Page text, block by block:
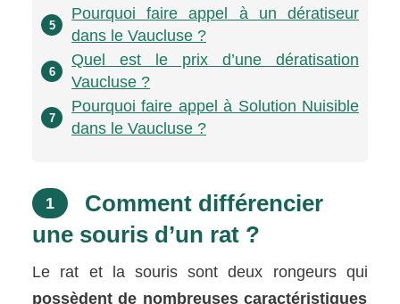
5
Pourquoi faire appel à un dératiseur
dans le Vaucluse ?
6
Quel est le prix d’une dératisation
Vaucluse ?
7
Pourquoi faire appel à Solution Nuisible
dans le Vaucluse ?
1
Comment différencier
une souris d’un rat ?
Le rat et la souris sont deux rongeurs qui
possèdent de nombreuses caractéristiques